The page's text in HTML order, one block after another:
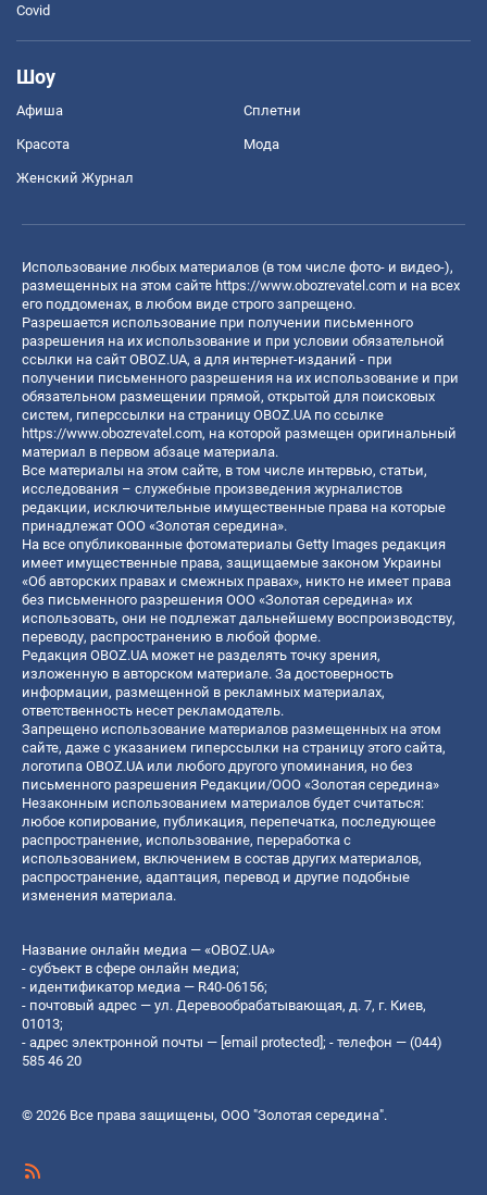
Covid
Шоу
Афиша Сплетни
Красота Мода
Женский Журнал
Использование любых материалов (в том числе фото- и видео-),
размещенных на этом сайте https://www.obozrevatel.com и на всех
его поддоменах, в любом виде строго запрещено.
Разрешается использование при получении письменного
разрешения на их использование и при условии обязательной
ссылки на сайт OBOZ.UA, а для интернет-изданий - при
получении письменного разрешения на их использование и при
обязательном размещении прямой, открытой для поисковых
систем, гиперссылки на страницу OBOZ.UA по ссылке
https://www.obozrevatel.com, на которой размещен оригинальный
материал в первом абзаце материала.
Все материалы на этом сайте, в том числе интервью, статьи,
исследования – служебные произведения журналистов
редакции, исключительные имущественные права на которые
принадлежат ООО «Золотая середина».
На все опубликованные фотоматериалы Getty Images редакция
имеет имущественные права, защищаемые законом Украины
«Об авторских правах и смежных правах», никто не имеет права
без письменного разрешения ООО «Золотая середина» их
использовать, они не подлежат дальнейшему воспроизводству,
переводу, распространению в любой форме.
Редакция OBOZ.UA может не разделять точку зрения,
изложенную в авторском материале. За достоверность
информации, размещенной в рекламных материалах,
ответственность несет рекламодатель.
Запрещено использование материалов размещенных на этом
сайте, даже с указанием гиперссылки на страницу этого сайта,
логотипа OBOZ.UA или любого другого упоминания, но без
письменного разрешения Редакции/ООО «Золотая середина»
Незаконным использованием материалов будет считаться:
любое копирование, публикация, перепечатка, последующее
распространение, использование, переработка с
использованием, включением в состав других материалов,
распространение, адаптация, перевод и другие подобные
изменения материала.
Название онлайн медиа — «OBOZ.UA»
- субъект в сфере онлайн медиа;
- идентификатор медиа — R40-06156;
- почтовый адрес — ул. Деревообрабатывающая, д. 7, г. Киев,
01013;
- адрес электронной почты — [email protected] ; - телефон — (044)
585 46 20
© 2026 Все права защищены, ООО "Золотая середина".